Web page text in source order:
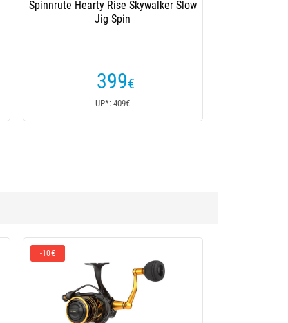
Spinnrute Hearty Rise Skywalker Slow
Jig Spin
399€
UP*: 409€
-10€